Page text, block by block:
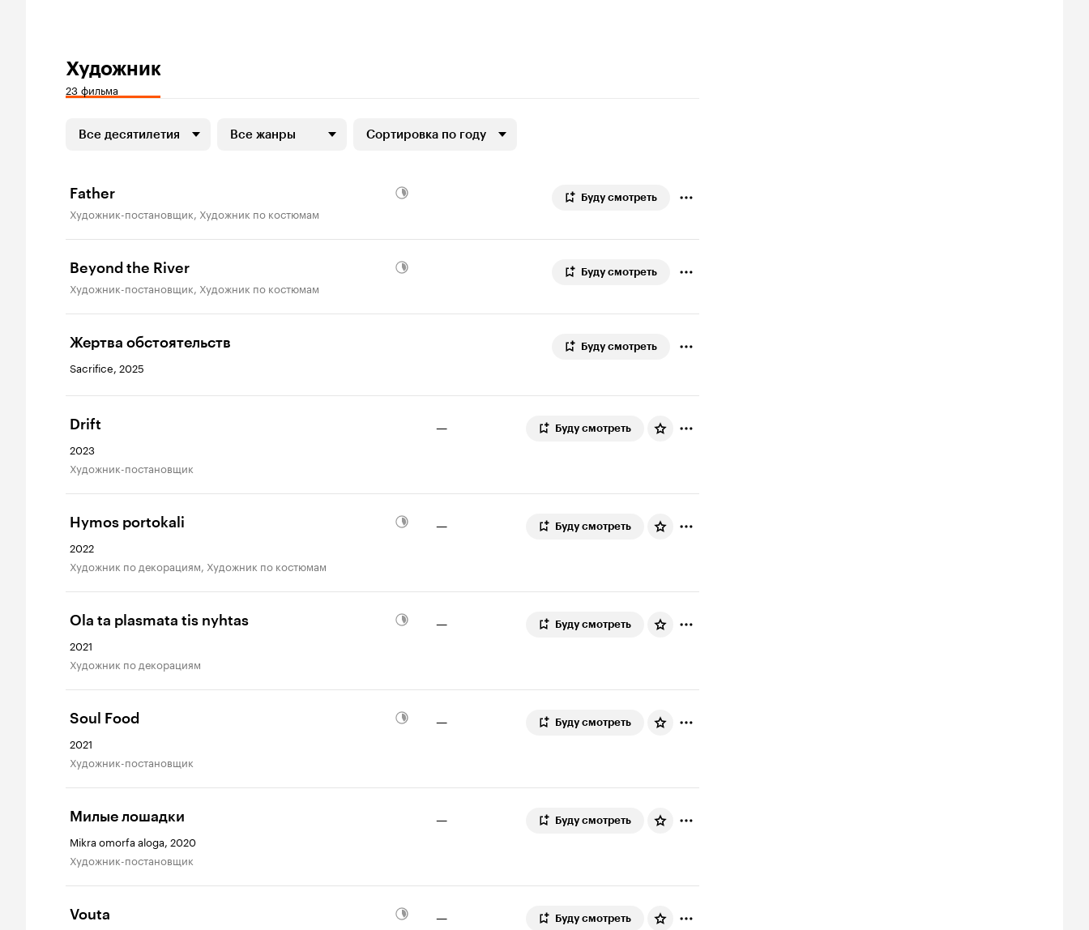
Художник
23 фильма
Все десятилетия Все жанры Сортировка по году
Father
Художник-постановщик, Художник по костюмам
Буду смотреть
Beyond the River
Художник-постановщик, Художник по костюмам
Буду смотреть
Жертва обстоятельств
Sacrifice, 2025
Буду смотреть
Drift
2023
Художник-постановщик
— Буду смотреть
Hymos portokali
2022
Художник по декорациям, Художник по костюмам
— Буду смотреть
Ola ta plasmata tis nyhtas
2021
Художник по декорациям
— Буду смотреть
Soul Food
2021
Художник-постановщик
— Буду смотреть
Милые лошадки
Mikra omorfa aloga, 2020
Художник-постановщик
— Буду смотреть
Vouta — Буду смотреть